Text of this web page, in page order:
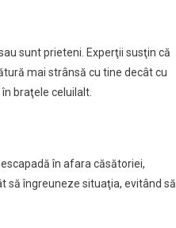
sunt prieteni. Experţii susţin că
mai strânsă cu tine decât cu
braţele celuilalt.
în afara căsătoriei,
să îngreuneze situaţia, evitând să